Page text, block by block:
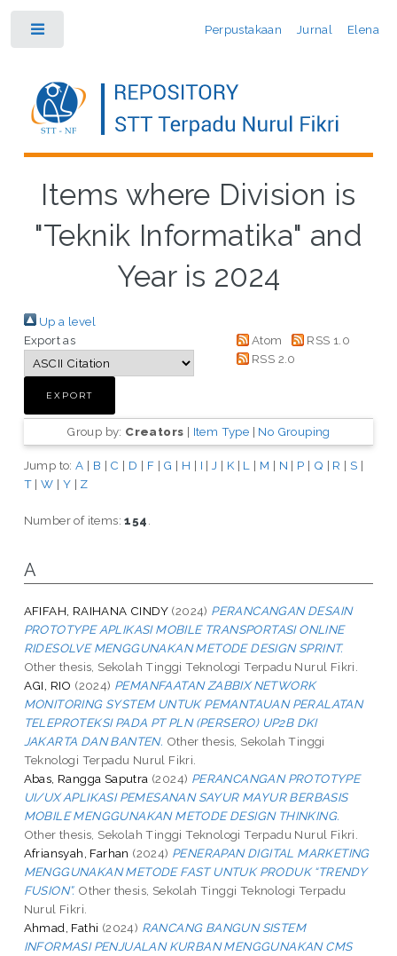
Perpustakaan Jurnal Elena
Items where Division is
"Teknik Informatika" and
Year is 2024
Up a level
Export as
Atom
RSS 1.0
RSS 2.0
Group by: Creators | Item Type | No Grouping
Jump to:A | B | C | D | F | G | H | I | J | K | L | M | N | P | Q | R | S |
T |W | Y | Z
Number of items:154
A
AFIFAH, RAIHANA CINDY (2024) PERANCANGAN DESAIN
PROTOTYPE APLIKASI MOBILE TRANSPORTASI ONLINE
RIDESOLVE MENGGUNAKAN METODE DESIGN SPRINT.
Other thesis, Sekolah Tinggi Teknologi Terpadu Nurul Fikri.
AGI, RIO (2024) PEMANFAATAN ZABBIX NETWORK
MONITORING SYSTEM UNTUK PEMANTAUAN PERALATAN
TELEPROTEKSI PADA PT PLN (PERSERO) UP2B DKI
JAKARTA DAN BANTEN. Other thesis, Sekolah Tinggi
Teknologi Terpadu Nurul Fikri.
Abas, Rangga Saputra (2024) PERANCANGAN PROTOTYPE
UI/UX APLIKASI PEMESANAN SAYUR MAYUR BERBASIS
MOBILE MENGGUNAKAN METODE DESIGN THINKING.
Other thesis, Sekolah Tinggi Teknologi Terpadu Nurul Fikri.
Afriansyah, Farhan (2024) PENERAPAN DIGITAL MARKETING
MENGGUNAKAN METODE FAST UNTUK PRODUK “TRENDY
FUSION”. Other thesis, Sekolah Tinggi Teknologi Terpadu
Nurul Fikri.
Ahmad, Fathi (2024) RANCANG BANGUN SISTEM
INFORMASI PENJUALAN KURBAN MENGGUNAKAN CMS